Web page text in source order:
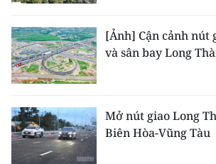
TIN MỚI
TIN ĐỊA PHƯƠNG
Đồng bằng sông Hồng
Bắc Trung Bộ
[Ảnh] Cận cảnh nút
và sân bay Long
Mở nút giao Long
Biên Hòa-Vũng Tàu